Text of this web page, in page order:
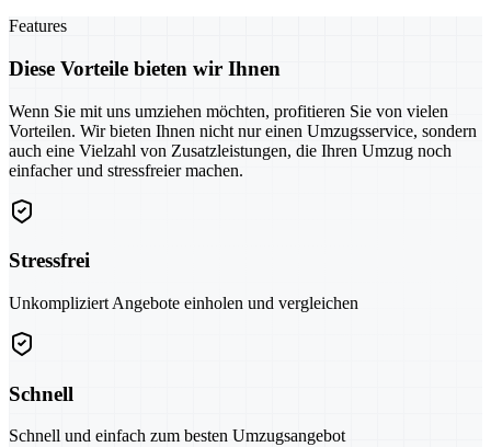
Features
Diese Vorteile bieten wir Ihnen
Wenn Sie mit uns umziehen möchten, profitieren Sie von vielen
Vorteilen. Wir bieten Ihnen nicht nur einen Umzugsservice, sondern
auch eine Vielzahl von Zusatzleistungen, die Ihren Umzug noch
einfacher und stressfreier machen.
Stressfrei
Unkompliziert Angebote einholen und vergleichen
Schnell
Schnell und einfach zum besten Umzugsangebot